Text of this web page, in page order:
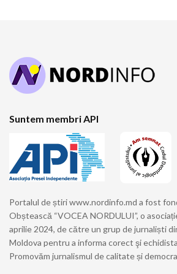
Suntem membri API
Portalul de știri www.nordinfo.md a fost
Obștească “VOCEA NORDULUI”, o
aprilie 2024, de către un grup de jurnaliști
Moldova pentru a informa corect şi
Promovăm jurnalismul de calitate și